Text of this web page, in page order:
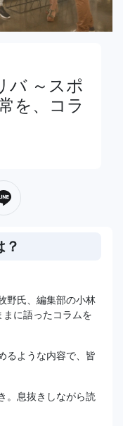
バ ～スポ
を、コラ
？
野氏、編集部の小林
に語ったコラムを
るような内容で、皆
。息抜きしながら読